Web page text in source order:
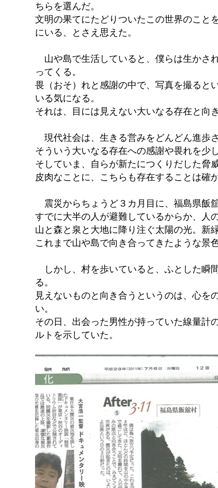
ちらを選んだ。
文明の果てにたどりついたこの世界のこと
にいる、とさえ思えた。
山や島で生活していると、僕らは生かさ
ってくる。
畏（おそ）れと感謝の中で、写真を撮ると
いる気になる。
それは、目には見えない大いなる存在と向
現代社会は、生きる営みをどんどん進歩
そういう大いなる存在への感謝や畏れを少
そしていま、自らが新たにつくりだした脅
皮肉なことに、こちらも存在することは確
震災からちょうど３カ月目に、福島県飯
すでに大半の人が避難しているからか、人
山と森と泉と大地に降り注ぐ太陽の光。新
これまで山や島で向き合ってきたような景
しかし、村を歩いていると、ふとした瞬
る。
見えないものと向き合うというのは、心を
い。
その日、出会った男性が持っていた線量計
ルトを示していた。